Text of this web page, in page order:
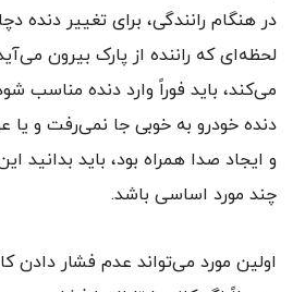
در هنگام رانندگی، برای تغییر دنده
لحظه‌ای که راننده از پارک بیرون
می‌کند، باید فوراً وارد دنده مناسب
دنده خودرو به خوبی جا نمی‌رفت و یا
و ایجاد صدا همراه بود، باید بدانید
چند مورد اساسی باشد.
اولین مورد می‌تواند عدم فشار دادن